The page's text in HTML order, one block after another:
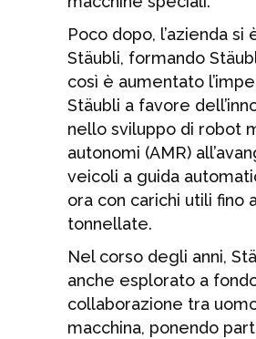
Poco dopo, l’azienda si
Stäubli, formando
così è aumentato
Stäubli a favore
nello sviluppo di robot
autonomi (AMR)
veicoli a guida
ora con carichi utili fino
tonnellate.
Nel corso degli anni,
anche esplorato a
collaborazione tra
macchina, ponendo